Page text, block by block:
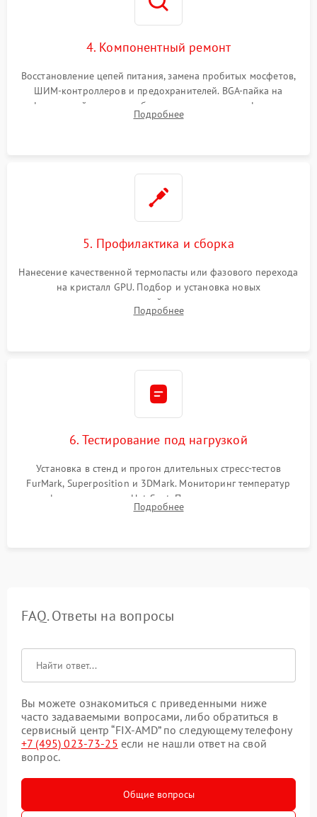
4. Компонентный ремонт
Восстановление цепей питания, замена пробитых мосфетов,
ШИМ-контроллеров и предохранителей. BGA-пайка на
инфракрасной станции реболлинг или замена графического
чипа и дефектной памяти GDDR. Прошивка BIOS
Подробнее
5. Профилактика и сборка
Нанесение качественной термопасты или фазового перехода
на кристалл GPU. Подбор и установка новых
термопрокладок правильной толщины на память и цепи
питания. Монтаж радиатора и бэкплейта, подключение и
Подробнее
6. Тестирование под нагрузкой
Установка в стенд и прогон длительных стресс-тестов
FurMark, Superposition и 3DMark. Мониторинг температур
графического чипа и Hot Spot. Проверка на отсутствие
артефактов изображения, вылетов драйвера и зависаний.
Подробнее
FAQ. Ответы на вопросы
Вы можете ознакомиться с приведенными ниже
часто задаваемыми вопросами, либо обратиться в
сервисный центр “FIX-AMD” по следующему телефону
+7 (495) 023-73-25 если не нашли ответ на свой
вопрос.
Общие вопросы